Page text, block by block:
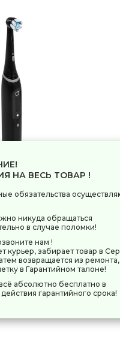
щетка Oral-B iO
B
товар находится на
НЕТ, ВСЕ под заказ.
7 календарных дней
НА ВЕСЬ ТОВАР !
обязательства
никуда обращаться
в случае поломки!
нам !
курьер, забирает товар в
возвращается из ремонта,
в Гарантийном талоне!
абсолютно бесплатно в
гарантийного срока!